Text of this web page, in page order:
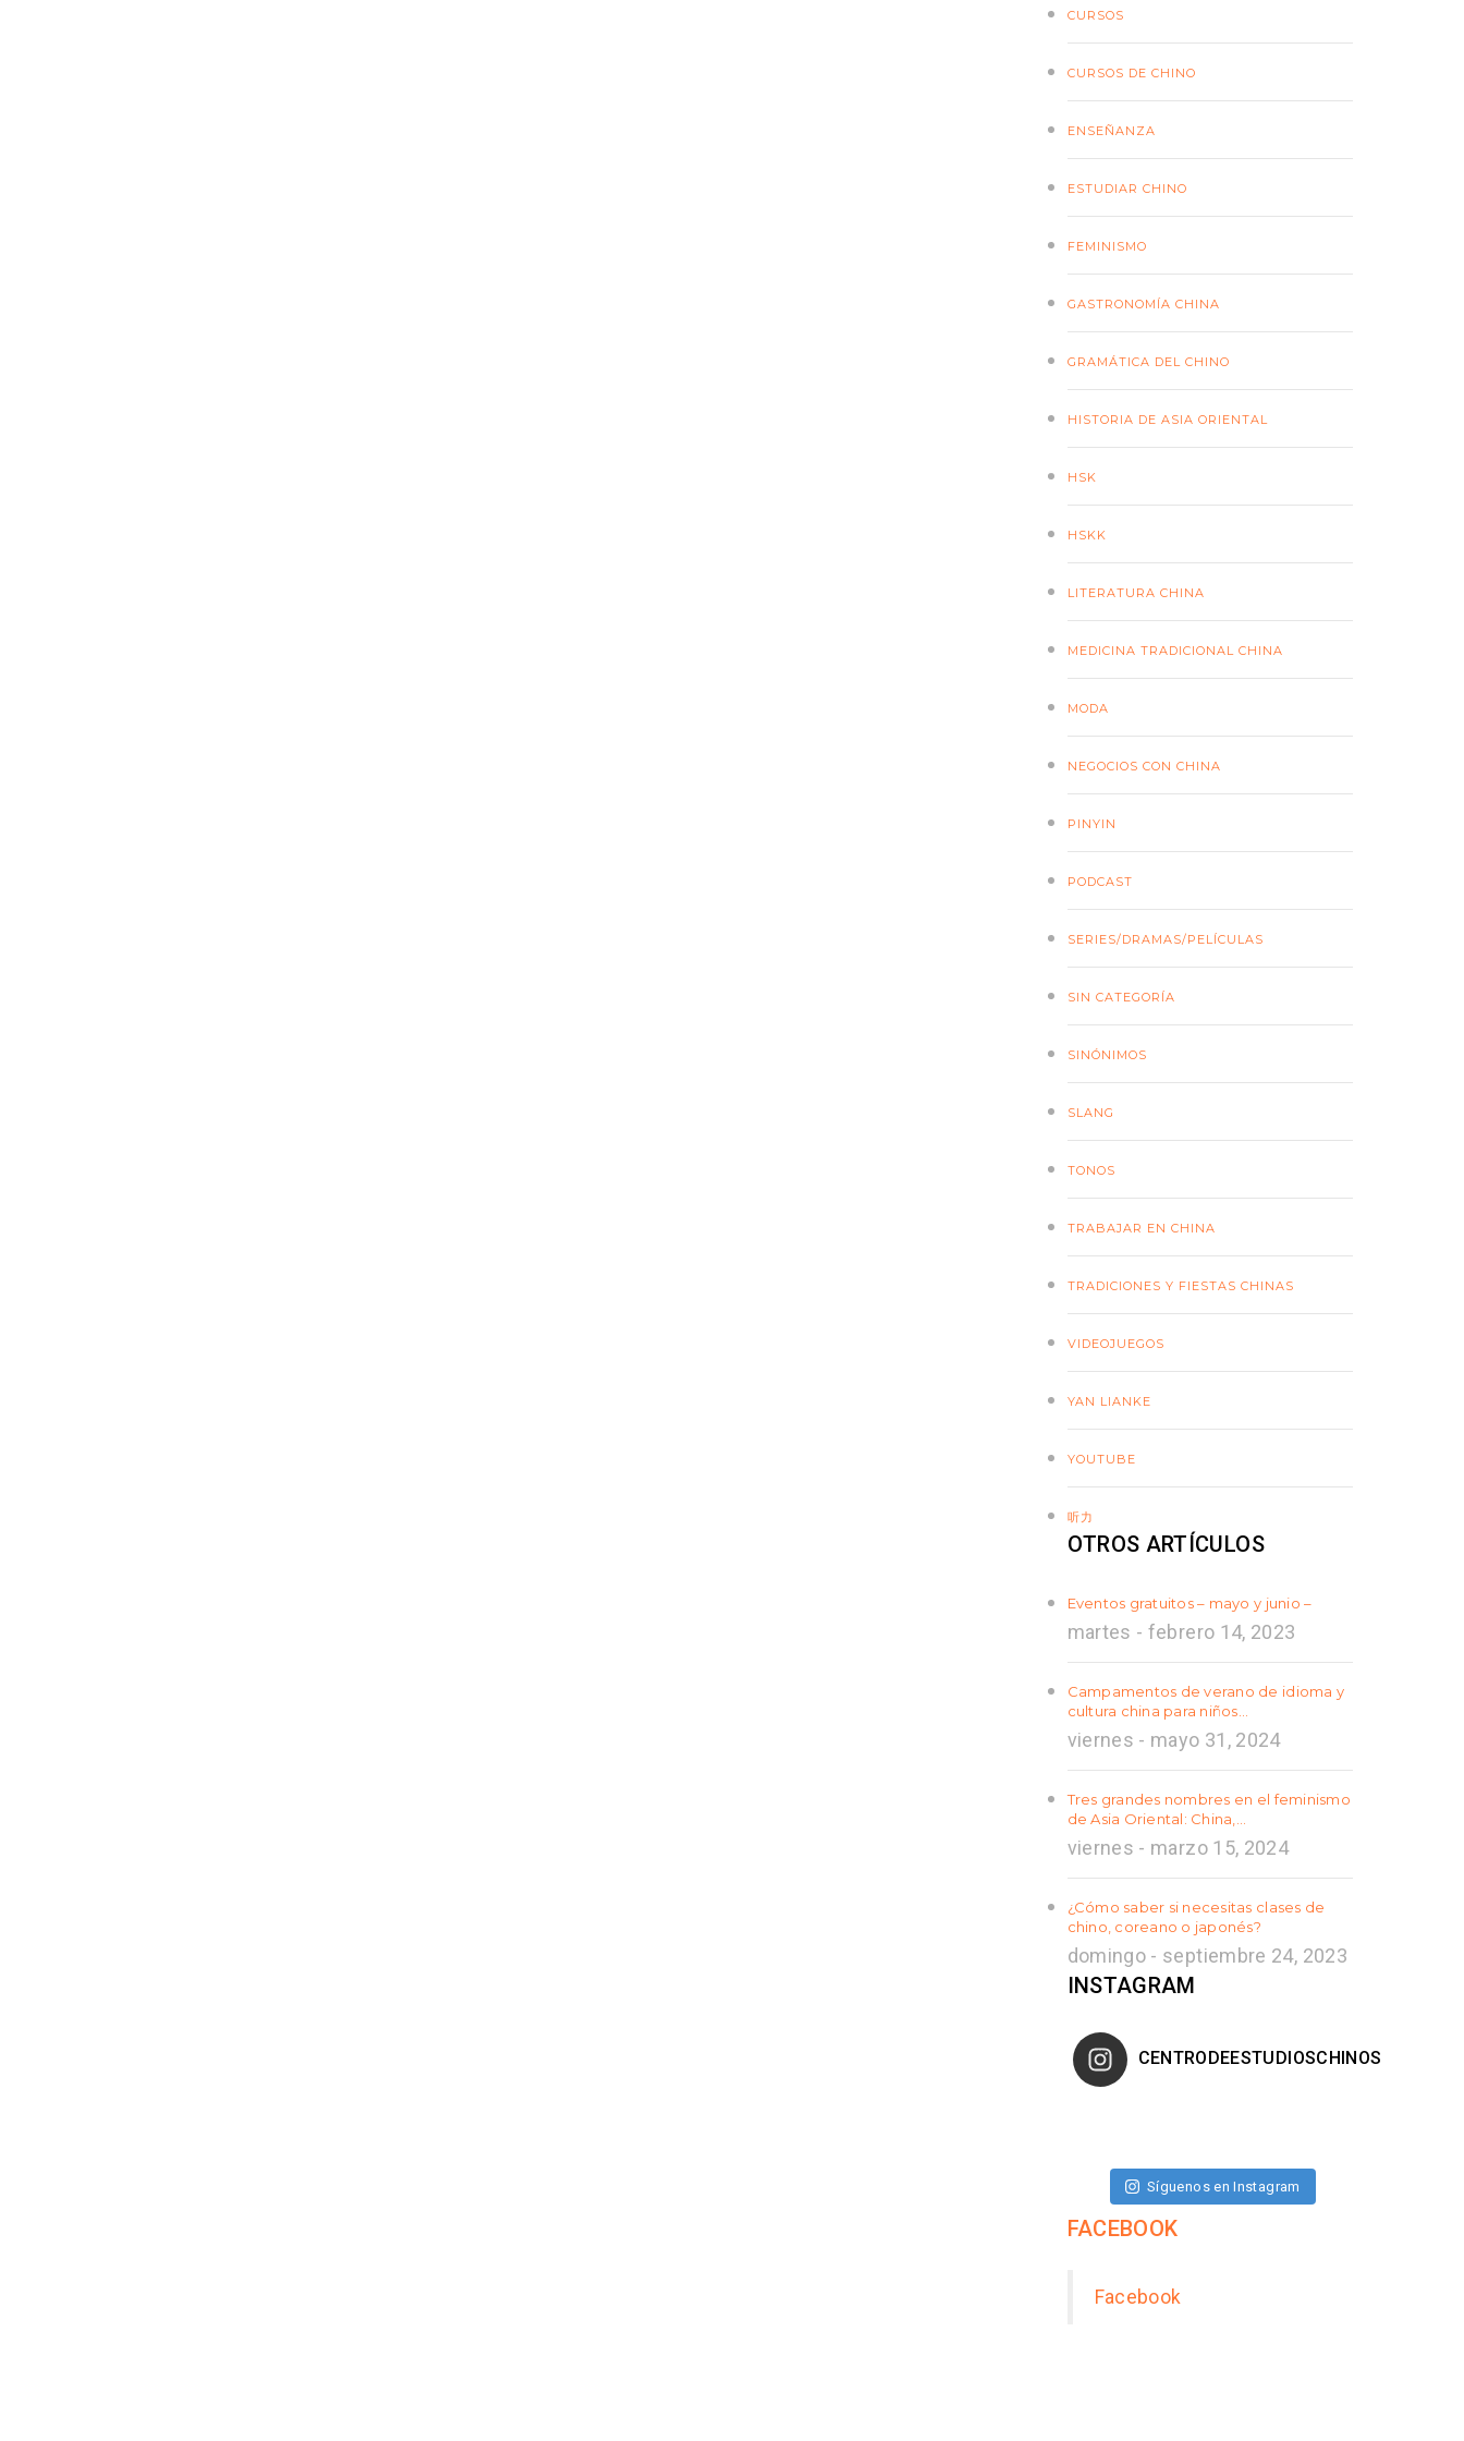
CURSOS
CURSOS DE CHINO
ENSEÑANZA
ESTUDIAR CHINO
FEMINISMO
GASTRONOMÍA CHINA
GRAMÁTICA DEL CHINO
HISTORIA DE ASIA ORIENTAL
HSK
HSKK
LITERATURA CHINA
MEDICINA TRADICIONAL CHINA
MODA
NEGOCIOS CON CHINA
PINYIN
PODCAST
SERIES/DRAMAS/PELÍCULAS
SIN CATEGORÍA
SINÓNIMOS
SLANG
TONOS
TRABAJAR EN CHINA
TRADICIONES Y FIESTAS CHINAS
VIDEOJUEGOS
YAN LIANKE
YOUTUBE
听力
OTROS ARTÍCULOS
Eventos gratuitos – mayo y junio –
martes - febrero 14, 2023
Campamentos de verano de idioma y
cultura china para niños…
viernes - mayo 31, 2024
Tres grandes nombres en el feminismo
de Asia Oriental: China,…
viernes - marzo 15, 2024
¿Cómo saber si necesitas clases de
chino, coreano o japonés?
domingo - septiembre 24, 2023
INSTAGRAM
CENTRODEESTUDIOSCHINOS
Síguenos en Instagram
FACEBOOK
Facebook